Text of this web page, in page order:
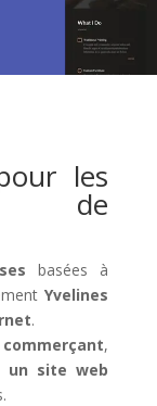
les
de
basées à
Yvelines
.
commerçant,
un site web